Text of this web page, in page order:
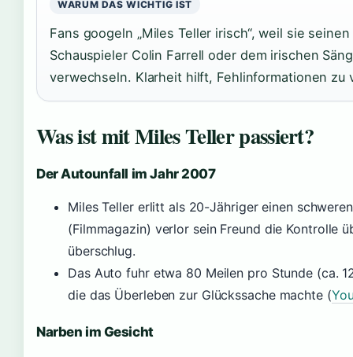
WARUM DAS WICHTIG IST
Fans googeln „Miles Teller irisch“, weil sie
Schauspieler Colin Farrell oder dem irischen
verwechseln. Klarheit hilft, Fehlinformationen zu
Was ist mit Miles Teller passiert?
Der Autounfall im Jahr 2007
Miles Teller erlitt als 20-Jähriger einen
(Filmmagazin) verlor sein Freund die Kontrolle
überschlug.
Das Auto fuhr etwa 80 Meilen pro Stunde (ca.
die das Überleben zur Glückssache machte (
Narben im Gesicht